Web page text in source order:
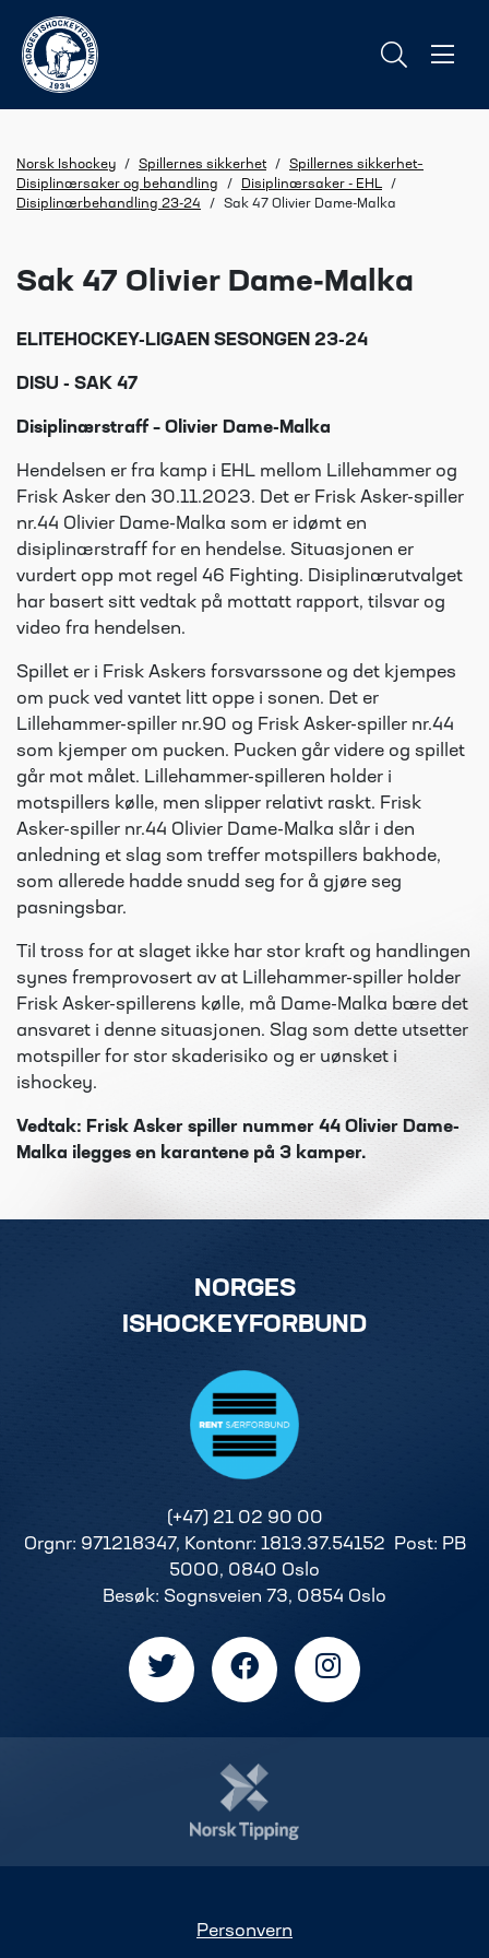
Norsk Ishockey / Spillernes sikkerhet /
Spillernes sikkerhet–
Disiplinærsaker og behandling
/ Disiplinærsaker - EHL
/
Disiplinærbehandling 23-24
/ Sak 47 Olivier Dame-Malka
Sak 47 Olivier Dame-Malka
ELITEHOCKEY-LIGAEN SESONGEN 23-24
DISU - SAK 47
Disiplinærstraff – Olivier Dame-Malka
Hendelsen er fra kamp i EHL mellom Lillehammer og
Frisk Asker den 30.11.2023. Det er Frisk Asker-spiller
nr.44 Olivier Dame-Malka som er idømt en
disiplinærstraff for en hendelse. Situasjonen er
vurdert opp mot regel 46 Fighting. Disiplinærutvalget
har basert sitt vedtak på mottatt rapport, tilsvar og
video fra hendelsen.
Spillet er i Frisk Askers forsvarssone og det kjempes
om puck ved vantet litt oppe i sonen. Det er
Lillehammer-spiller nr.90 og Frisk Asker-spiller nr.44
som kjemper om pucken. Pucken går videre og spillet
går mot målet. Lillehammer-spilleren holder i
motspillers kølle, men slipper relativt raskt. Frisk
Asker-spiller nr.44 Olivier Dame-Malka slår i den
anledning et slag som treffer motspillers bakhode,
som allerede hadde snudd seg for å gjøre seg
pasningsbar.
Til tross for at slaget ikke har stor kraft og handlingen
synes fremprovosert av at Lillehammer-spiller holder
Frisk Asker-spillerens kølle, må Dame-Malka bære det
ansvaret i denne situasjonen. Slag som dette utsetter
motspiller for stor skaderisiko og er uønsket i
ishockey.
Vedtak: Frisk Asker spiller nummer 44 Olivier Dame-
Malka ilegges en karantene på 3 kamper.
NORGES
ISHOCKEYFORBUND
(+47) 21 02 90 00
Orgnr: 971218347, Kontonr: 1813.37.54152 Post: PB
5000, 0840 Oslo
Besøk: Sognsveien 73, 0854 Oslo
Personvern